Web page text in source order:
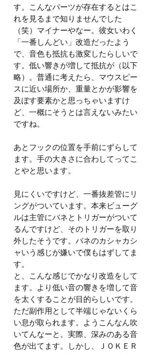
す。こんなパーツが存在するとはこ
れを見るまで知りませんでした
（笑）マイナーやなー。彼女いわく
「一番しんどい」改造だったよう
で、音色も抵抗も激変したらしいで
す。低い響きが増して抵抗が（以下
略）。普通に考えたら、マウスピー
スに近い場所か、重量とかが影響を
及ぼす要素かと思っちゃいますけ
ど、一概にそうとは言えないみたい
ですね。
あとフックの位置を手前にずらして
ます。手の大きさに合わしてってこ
とやと思います。
見にくいですけど、一番抜差管にリ
ングがついています。本来ビューグ
ルは主管にバネとトリガーがついて
るんですけど、そのトリガーを取り
外したそうです。バネのカシャカシ
ャいう感じが嫌いで僕もはずしてま
す。
と、こんな感じでかなり改造をして
ます。より低い音の響きを増して音
を太くすることが目的らしいです。
ただ副作用として半端じゃないくら
い息が取られます。ようこんなん吹
いてんなーと。実際、深みのある音
色が出てます。しかし、ＪＯＫＥＲ